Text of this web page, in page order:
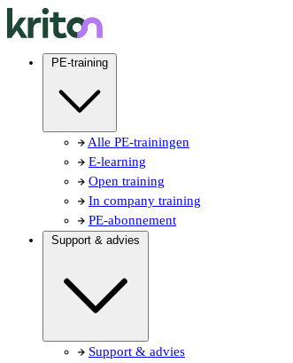
PE-training
Alle PE-trainingen
E-learning
Open training
In company training
PE-abonnement
Support & advies
Support & advies